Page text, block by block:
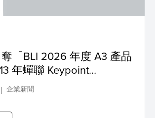
「BLI 2026 年度 A3 產品
年蟬聯 Keypoint
大獎，改寫業界全新紀錄
企業新聞